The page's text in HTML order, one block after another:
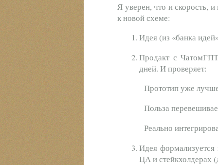
Я уверен, что и скорость,
к новой схеме:
Идея (из «банка
Продакт с
дней. И проверяет:
Прототип уже
Польза
Реально
Идея формализуется
ЦА и стейкхолдерах